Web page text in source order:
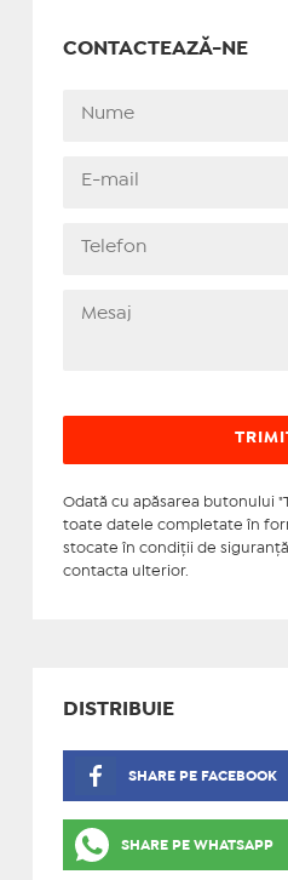
CONTACTEAZĂ-NE
Odată cu apăsarea butonului
toate datele completate în
stocate în condiţii de
contacta ulterior.
DISTRIBUIE
SHARE PE FACEBOOK
SHARE PE WHATSAPP